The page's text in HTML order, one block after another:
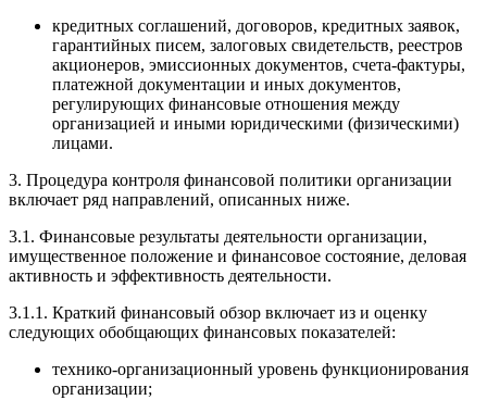
кредитных соглашений, договоров, кредитных заявок,
гарантийных писем, залоговых свидетельств, реестров
акционеров, эмиссионных документов, счета-фактуры,
платежной документации и иных документов,
регулирующих финансовые отношения между
организацией и иными юридическими (физическими)
лицами.
3. Процедура контроля финансовой политики организации
включает ряд направлений, описанных ниже.
3.1. Финансовые результаты деятельности организации,
имущественное положение и финансовое состояние, деловая
активность и эффективность деятельности.
3.1.1. Краткий финансовый обзор включает из и оценку
следующих обобщающих финансовых показателей:
технико-организационный уровень функционирования
организации;